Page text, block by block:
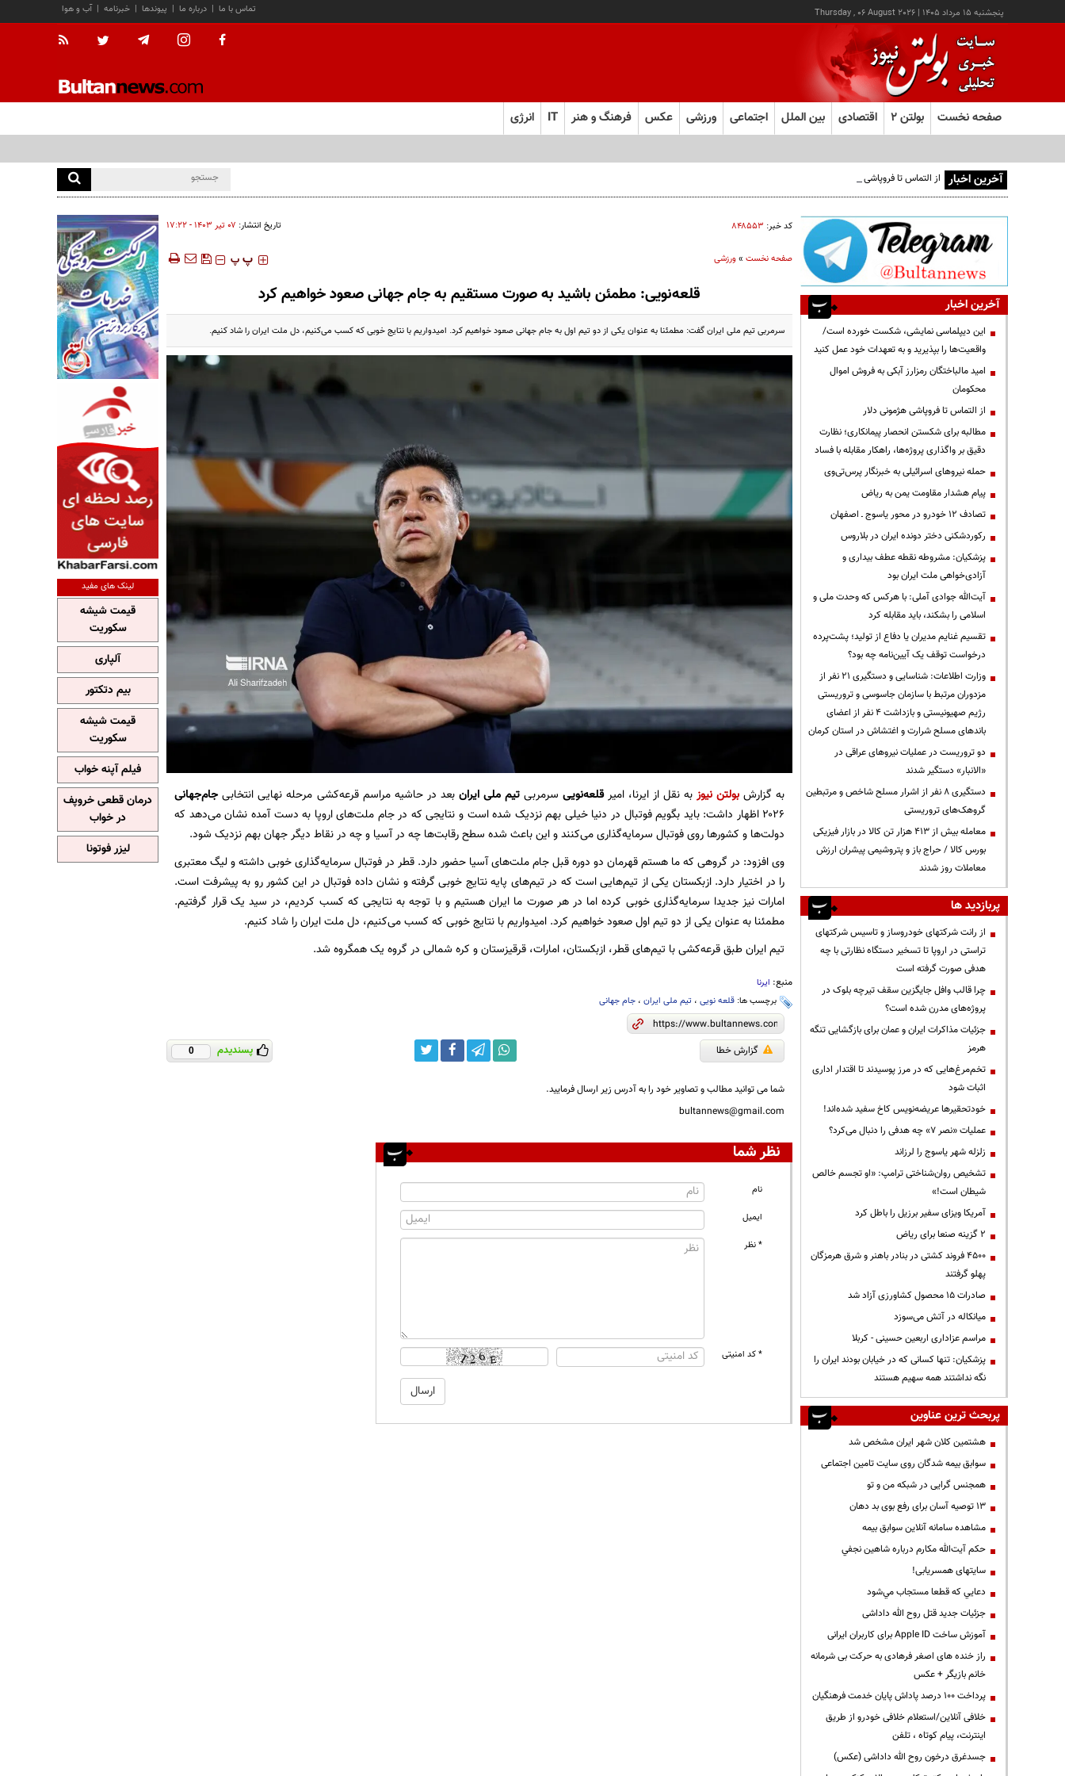
پنجشنبه ۱۵ مرداد ۱۴۰۵ |
Thursday , 06 August 2026 آب و هوا | خبرنامه | پیوندها | درباره ما | تماس با ما
صفحه نخست بولتن ۲ اقتصادی بین الملل اجتماعی ورزشی عکس فرهنگ و هنر IT انرژی
آخرین اخبار از التماس تا فروپاشی هژمونی دلار
کد خبر: ۸۴۸۵۵۳ تاریخ انتشار: ۰۷ تير ۱۴۰۳ - ۱۷:۲۲
صفحه نخست»ورزشی ‍‍‍ پ پ
قلعه‌نویی: مطمئن باشید به صورت مستقیم به جام جهانی صعود خواهیم کرد
سرمربی تیم ملی ایران گفت: مطمئنا به عنوان یکی از دو تیم اول به جام جهانی صعود خواهیم کرد. امیدواریم با نتایج خوبی که کسب می‌کنیم، دل ملت ایران را شاد کنیم.
به گزارش بولتن نیوزبه نقل از ایرنا، امیرقلعه‌نویی سرمربی تیم ملی ایران بعد در حاشیه مراسم قرعه‌کشی مرحله نهایی انتخابیجام‌جهانی
۲۰۲۶ اظهار داشت: باید بگویم فوتبال در دنیا خیلی بهم نزدیک شده است و نتایجی که در جام ملت‌های اروپا به دست آمده نشان می‌دهد که
دولت‌ها و کشورها روی فوتبال سرمایه‌گذاری می‌کنند و این باعث شده سطح رقابت‌ها چه در آسیا و چه در نقاط دیگر جهان بهم نزدیک شود.
وی افزود: در گروهی که ما هستم قهرمان دو دوره قبل جام ملت‌های آسیا حضور دارد. قطر در فوتبال سرمایه‌گذاری خوبی داشته و لیگ معتبری
را در اختیار دارد. ازبکستان یکی از تیم‌هایی است که در تیم‌های پایه نتایج خوبی گرفته و نشان داده فوتبال در این کشور رو به پیشرفت است.
امارات نیز جدیدا سرمایه‌گذاری خوبی کرده اما در هر صورت ما ایران هستیم و با توجه به نتایجی که کسب کردیم، در سید یک قرار گرفتیم.
مطمئنا به عنوان یکی از دو تیم اول صعود خواهیم کرد. امیدواریم با نتایج خوبی که کسب می‌کنیم، دل ملت ایران را شاد کنیم.
تیم ایران طبق قرعه‌کشی با تیم‌های قطر، ازبکستان، امارات، قرقیزستان و کره شمالی در گروه یک همگروه شد.
منبع: ایرنا
برچسب ها: قلعه نویی، تیم ملی ایران، جام جهانی
گزارش خطا پسندیدم 0
شما می توانید مطالب و تصاویر خود را به آدرس زیر ارسال فرمایید.
bultannews@gmail.com
نظر شما
نام
ایمیل
* نظر
* کد امنیتی
آخرین اخبار
این دیپلماسی نمایشی، شکست خورده است/
واقعیت‌ها را بپذیرید و به تعهدات خود عمل کنید
امید مالباختگان رمزارز آبکی به فروش اموال
محکومان
از التماس تا فروپاشی هژمونی دلار
مطالبه برای شکستن انحصار پیمانکاری؛ نظارت
دقیق بر واگذاری پروژه‌ها، راهکار مقابله با فساد
حمله نیروهای اسرائیلی به خبرنگار پرس‌تی‌وی
پیام هشدار مقاومت یمن به ریاض
تصادف ۱۲ خودرو در محور یاسوج ـ اصفهان
رکوردشکنی دختر دونده ایران در بلاروس
پزشکیان: مشروطه نقطه عطف بیداری و
آزادی‌خواهی ملت ایران بود
آیت‌الله جوادی آملی: با هرکس که وحدت ملی و
اسلامی را بشکند، باید مقابله کرد
تقسیم غنایم مدیران یا دفاع از تولید؛ پشت‌پرده
درخواست توقف یک آیین‌نامه چه بود؟
وزارت اطلاعات: شناسایی و دستگیری ۲۱ نفر از
مزدوران مرتبط با سازمان جاسوسی و تروریستی
رژیم صهیونیستی و بازداشت ۴ نفر از اعضای
باندهای مسلح شرارت و اغتشاش در استان کرمان
دو تروریست در عملیات نیروهای عراقی در
«الانبار» دستگیر شدند
دستگیری ۸ نفر از اشرار مسلح شاخص و مرتبطین
گروهک‌های تروریستی
معامله بیش از ۴۱۳ هزار تن کالا در بازار فیزیکی
بورس کالا / حراج باز و پتروشیمی پیشران ارزش
معاملات روز شدند
پربازدید ها
از رانت‌ شرکتهای خودروساز و تاسیس شرکتهای
تراستی در اروپا تا تسخیر دستگاه نظارتی با چه
هدفی صورت گرفته است
چرا قالب وافل جایگزین سقف تیرچه بلوک در
پروژه‌های مدرن شده است؟
جزئیات مذاکرات ایران و عمان برای بازگشایی تنگه
هرمز
تخم‌مرغ‌هایی که در مرز پوسیدند تا اقتدار اداری
اثبات شود
خودتحقیرها عریضه‌نویس کاخ سفید شده‌اند!
عملیات «نصر ۷» چه هدفی را دنبال می‌کرد؟
زلزله شهر یاسوج را لرزاند
تشخیص روان‌شناختی ترامپ: «او تجسم خالص
شیطان است!»
آمریکا ویزای سفیر برزیل را باطل کرد
۲ گزینه صنعا برای ریاض
۴۵۰۰ فروند کشتی در بنادر باهنر و شرق هرمزگان
پهلو گرفتند
صادرات ۱۵ محصول کشاورزی آزاد شد
میانکاله در آتش می‌سوزد
مراسم عزاداری اربعین حسینی - کربلا
پزشکیان: تنها کسانی که در خیابان بودند ایران را
نگه نداشتند همه سهیم هستند
پربحث ترین عناوین
هشتمین کلان شهر ایران مشخص شد
سوابق بیمه شدگان روی سایت تامین اجتماعی
همجنس گرایی در شبکه من و تو
13 توصیه آسان برای رفع بوی بد دهان
مشاهده سامانه آنلاين سوابق بیمه
حكم آيت‌الله مكارم درباره شاهين نجفي
سایتهای همسریابی!
دعايي كه قطعا مستجاب مي‌شود
جزئیات جدید قتل روح الله داداشی
آموزش ساخت Apple ID برای کاربران ایرانی
راز خنده های اصغر فرهادی به حرکت بی شرمانه
خانم بازیگر + عکس
پرداخت ۱۰۰ درصد پاداش پایان خدمت فرهنگیان
خلافی آنلاین/استعلام خلافی خودرو از طریق
اینترنت، پیام کوتاه ، تلفن
جسدغرق درخون روح الله داداشی (عکس)
لینک های مفید
قیمت شیشه
سکوریت
آلپاری
بیم دتکتور
قیمت شیشه
سکوریت
فیلم آپنه خواب
درمان قطعی خروپف
در خواب
لیزر فوتونا